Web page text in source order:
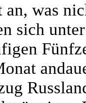
an, was
sich